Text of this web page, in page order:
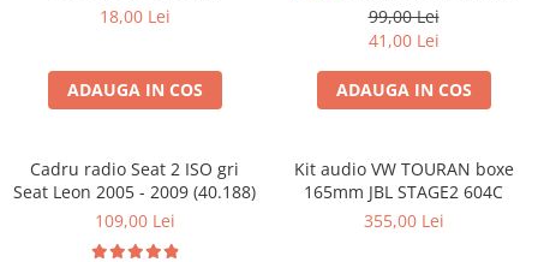
18,00 Lei
ADAUGA IN COS
99,00 Lei
41,00 Lei
ADAUGA IN COS
Cadru radio Seat 2 ISO gri
Seat Leon 2005 - 2009 (40.188)
109,00 Lei
Kit audio VW TOURAN boxe
165mm JBL STAGE2 604C
355,00 Lei